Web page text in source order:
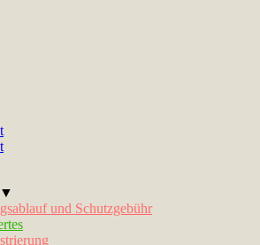
und Schutzgebühr